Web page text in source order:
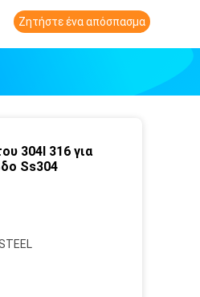
Ζητήστε ένα απόσπασμα
304l 316 για
Ss304